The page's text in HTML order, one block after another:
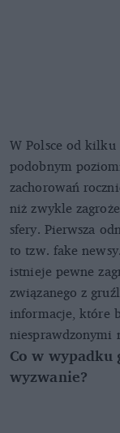
W Polsce od
podobnym
zachorowań
niż zwykle
sfery. Pierwsza
to tzw. fake
istnieje pewne
związanego z
informacje, które
niesprawdzonymi
Co w
wyzwanie?